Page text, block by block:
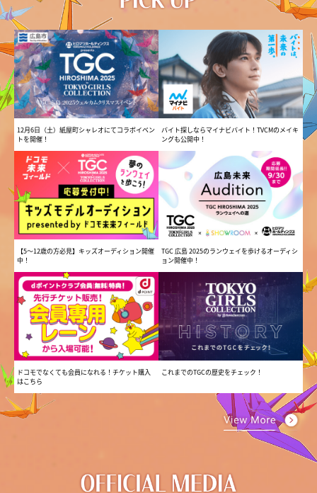
12月6日（土）紙屋町シャレオにてコラボイベン
トを開催！
バイト探しならマイナビバイト！TVCMのメイキ
ングも公開中！
【5〜12歳の方必見】キッズオーディション開催
中！
TGC 広島 2025のランウェイを歩けるオーディシ
ョン開催中！
ドコモでなくても会員になれる！チケット購入
はこちら
これまでのTGCの歴史をチェック！